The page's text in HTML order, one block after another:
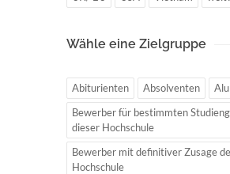
Wähle eine Zielgruppe
Abiturienten Absolventen
Bewerber für bestimmten
dieser Hochschule
Bewerber mit definitiver Zusage
Hochschule